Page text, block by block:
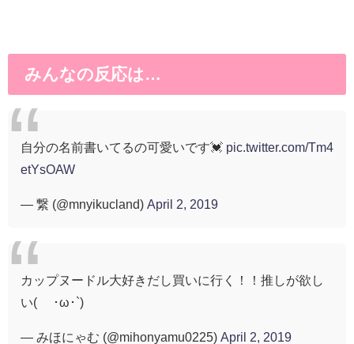
みんなの反応は…
自分の名前書いてるの可愛いです💓 pic.twitter.com/Tm4
etYsOAW
— 繋 (@mnyikucland) April 2, 2019
カップヌードル大好きだし買いに行く！！推しが欲し
い( ´･ω･`)
— みほにゃむ (@mihonyamu0225) April 2, 2019